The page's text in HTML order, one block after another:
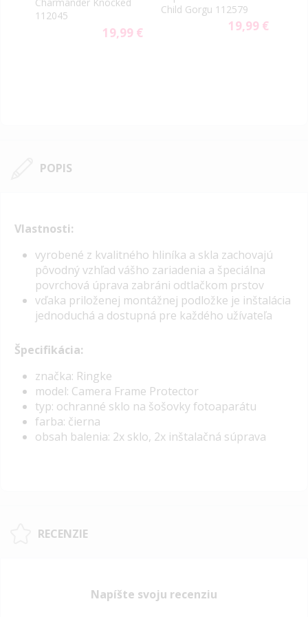
Charmander Knocked
112045
19,99 €
Child Gorgu 112579
19,99 €
POPIS
Vlastnosti:
vyrobené z kvalitného hliníka a skla zachovajú
pôvodný vzhľad vášho zariadenia a špeciálna
povrchová úprava zabráni odtlačkom prstov
vďaka priloženej montážnej podložke je inštalácia
jednoduchá a dostupná pre každého užívateľa
Špecifikácia:
značka: Ringke
model: Camera Frame Protector
typ: ochranné sklo na šošovky fotoaparátu
farba: čierna
obsah balenia: 2x sklo, 2x inštalačná súprava
RECENZIE
Napíšte svoju recenziu